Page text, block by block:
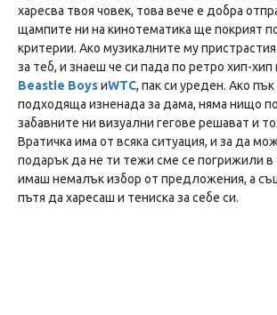
харесва твоя човек, това вече е добра
щампите ни на кинотематика ще покрият
критерии. Ако музикалните му
за теб, и знаеш че си пада по ретро хип-хип
Beastie BoysиWTC, пак си уреден. Ако
подходяща изненада за дама, няма нищо
забавните ни визуални гегове решават и
Вратичка има от всяка ситуация, и за да
подарък да не ти тежи сме се погрижили в
имаш немалък избор от предложения, а
пътя да харесаш и тениска за себе си.